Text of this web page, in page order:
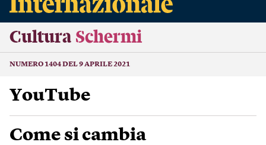
Cultura Schermi
NUMERO 1404 DEL 9 APRILE 2021
YouTube
Come si cambia